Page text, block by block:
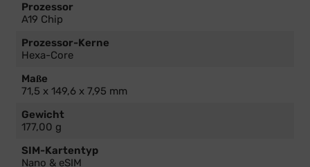
Prozessor
A19 Chip
Prozessor-Kerne
Hexa-Core
Maße
71,5 x 149,6 x 7,95 mm
Gewicht
177,00 g
SIM-Kartentyp
Nano & eSIM